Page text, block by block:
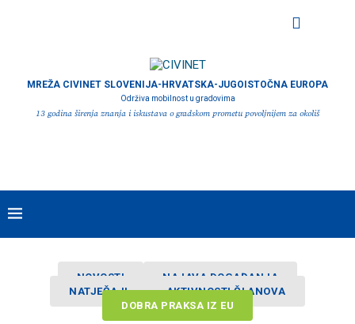
MREŽA CIVINET SLOVENIJA-HRVATSKA-JUGOISTOČNA EUROPA
Održiva mobilnost u gradovima
13 godina širenja znanja i iskustava o gradskom prometu povoljnijem za okoliš
NOVOSTI
NAJAVA DOGAĐANJA
NATJEČAJI
AKTIVNOSTI ČLANOVA
DOBRA PRAKSA IZ EU